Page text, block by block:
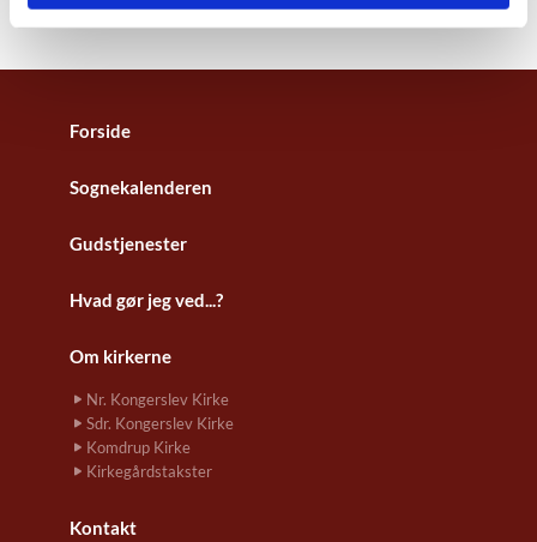
Forside
Sognekalenderen
Gudstjenester
Hvad gør jeg ved...?
Om kirkerne
Nr. Kongerslev Kirke
Sdr. Kongerslev Kirke
Komdrup Kirke
Kirkegårdstakster
Kontakt